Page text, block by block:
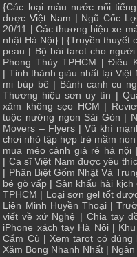
{Các loại màu nước nổi tiếng
dược Việt Nam | Ngũ Cốc
20/11 | Các thương hiệu xe
nhật Hà Nội} | {Truyền thuyết
peau | Bộ bài tarot cho
Phong Thủy TPHCM |Điêu
| Tỉnh thành giàu nhất tại Việt
mi búp bê | Bánh canh cu
Thương hiệu sơn uy tín |
xăm không sẹo HCM |
tuộc nướng ngon Sài Gòn |
Movers – Flyers| Vũ khí
chơi nhỏ tập hợp trẻ mầm non
mua mèo cảnh giá rẻ hà nội
| Ca sĩ Việt Nam được yêu
| Phân Biệt Gốm Nhật Và
bé gò vấp | Sân khấu hài kịch
TPHCM | Loại sơn gel tốt
Liên Minh Huyền Thoại|
viết về xứ Nghệ | Chia tay
iPhone xách tay Hà Nội|
Cẩm Cù | Xem tarot có đúng
Xăm Bong Nhanh Nhất |